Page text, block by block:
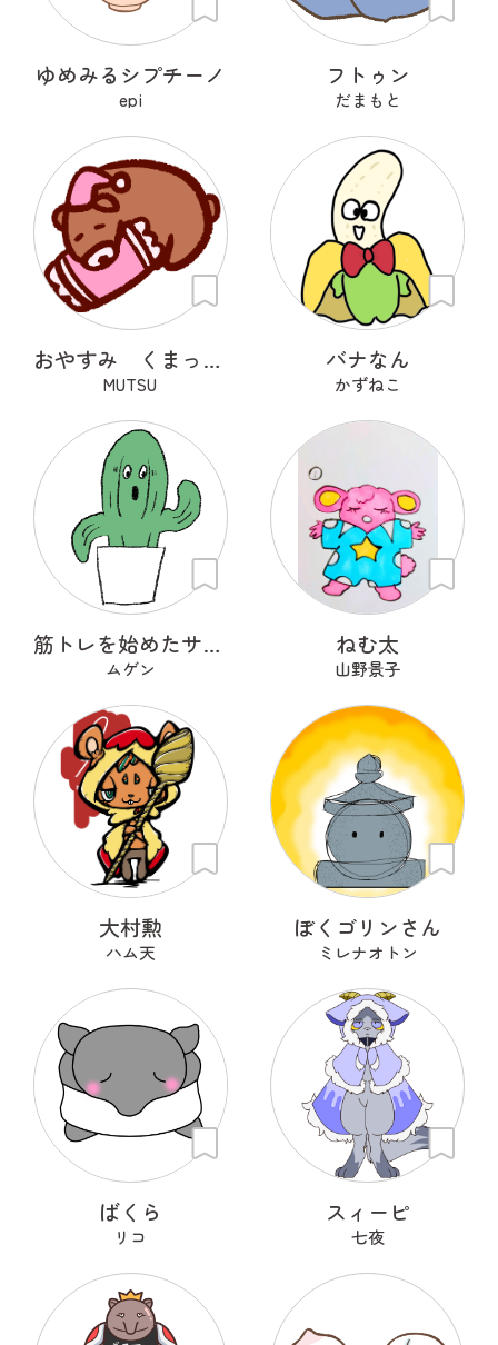
ゆめみるシプチーノ
epi
フトゥン
だまもと
おやすみ くまっくら
MUTSU
バナなん
かずねこ
筋トレを始めたサボテン
ムゲン
ねむ太
山野景子
大村勲
ハム天
ぼくゴリンさん
ミレナオトン
ばくら
リコ
スィーピ
七夜